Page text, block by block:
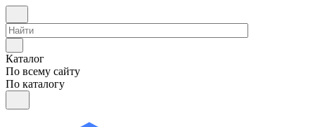
Каталог
По всему сайту
По каталогу